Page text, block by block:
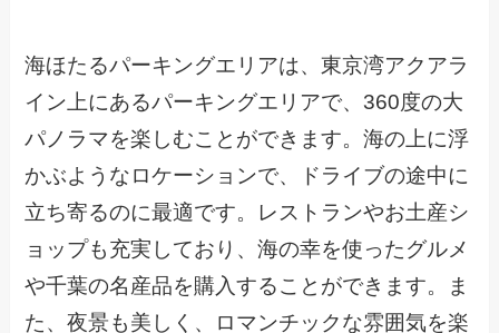
海ほたるパーキングエリアは、東京湾アクアラ
イン上にあるパーキングエリアで、360度の大
パノラマを楽しむことができます。海の上に浮
かぶようなロケーションで、ドライブの途中に
立ち寄るのに最適です。レストランやお土産シ
ョップも充実しており、海の幸を使ったグルメ
や千葉の名産品を購入することができます。ま
た、夜景も美しく、ロマンチックな雰囲気を楽